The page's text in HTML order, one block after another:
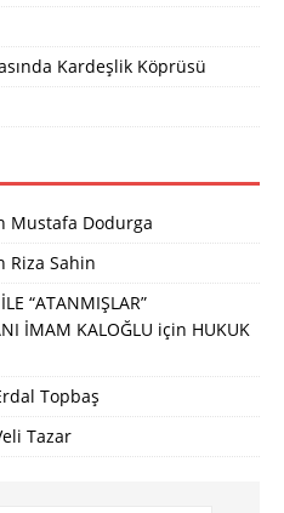
Kardeşlik Köprüsü
Mustafa Dodurga
Riza Sahin
“ATANMIŞLAR”
İMAM KALOĞLU için HUKUK
Topbaş
Tazar